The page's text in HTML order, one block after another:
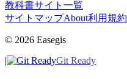
教科書サイト一覧
サイトマップAbout利用規約
© 2026 Easegis
|
Git Ready